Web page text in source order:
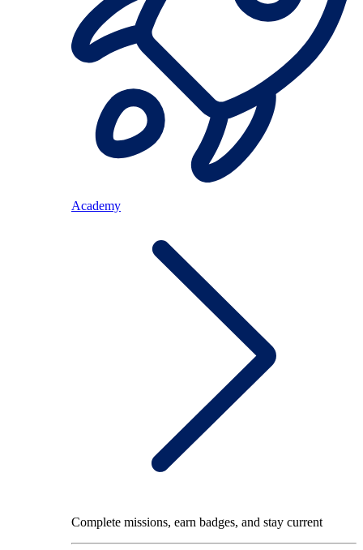
Academy
Complete missions, earn badges, and stay current